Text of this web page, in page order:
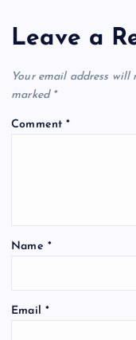
v
i
g
i
n
Leave a
Your email address will
marked *
Comment*
Name *
Email *